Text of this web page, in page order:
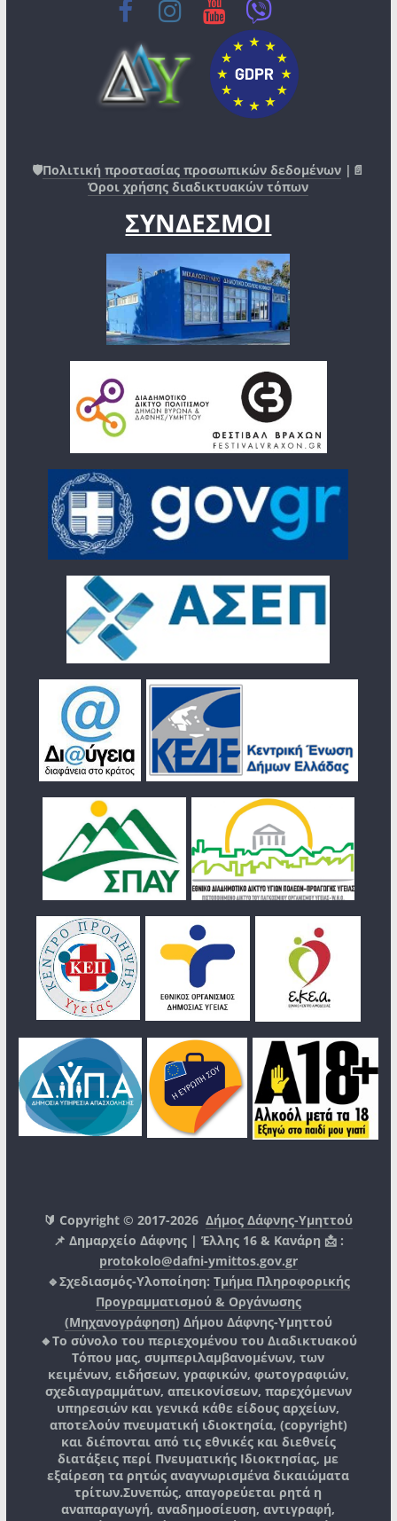
🛡️Πολιτική προστασίας προσωπικών δεδομένων |📄
Όροι χρήσης διαδικτυακών τόπων
ΣΥΝΔΕΣΜΟΙ
🔰 Copyright © 2017-2026Δήμος Δάφνης-Υμηττού
📌 Δημαρχείο Δάφνης | Έλλης 16 & Κανάρη 📩 :
protokolo@dafni-ymittos.gov.gr
🔹Σχεδιασμός-Υλοποίηση: Τμήμα Πληροφορικής
Προγραμματισμού & Οργάνωσης
(Μηχανογράφηση) Δήμου Δάφνης-Υμηττού
🔸Το σύνολο του περιεχομένου του Διαδικτυακού
Τόπου μας, συμπεριλαμβανομένων, των
κειμένων, ειδήσεων, γραφικών, φωτογραφιών,
σχεδιαγραμμάτων, απεικονίσεων, παρεχόμενων
υπηρεσιών και γενικά κάθε είδους αρχείων,
αποτελούν πνευματική ιδιοκτησία, (copyright)
και διέπονται από τις εθνικές και διεθνείς
διατάξεις περί Πνευματικής Ιδιοκτησίας, με
εξαίρεση τα ρητώς αναγνωρισμένα δικαιώματα
τρίτων.Συνεπώς, απαγορεύεται ρητά η
αναπαραγωγή, αναδημοσίευση, αντιγραφή,